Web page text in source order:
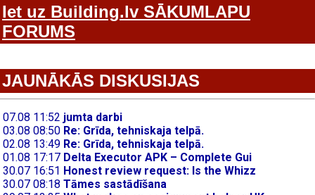
Iet uz Building.lv SĀKUMLAPU
FORUMS
JAUNĀKĀS DISKUSIJAS